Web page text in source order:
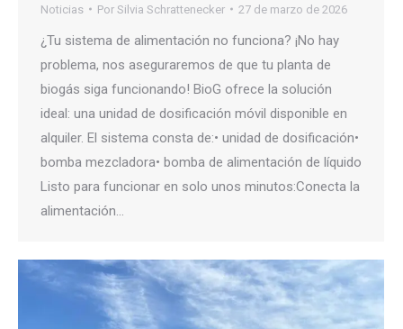
Noticias Por Silvia Schrattenecker 27 de marzo de 2026
¿Tu sistema de alimentación no funciona? ¡No hay
problema, nos aseguraremos de que tu planta de
biogás siga funcionando! BioG ofrece la solución
ideal: una unidad de dosificación móvil disponible en
alquiler. El sistema consta de:• unidad de dosificación•
bomba mezcladora• bomba de alimentación de líquido
Listo para funcionar en solo unos minutos:Conecta la
alimentación…